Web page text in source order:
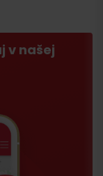
v našej